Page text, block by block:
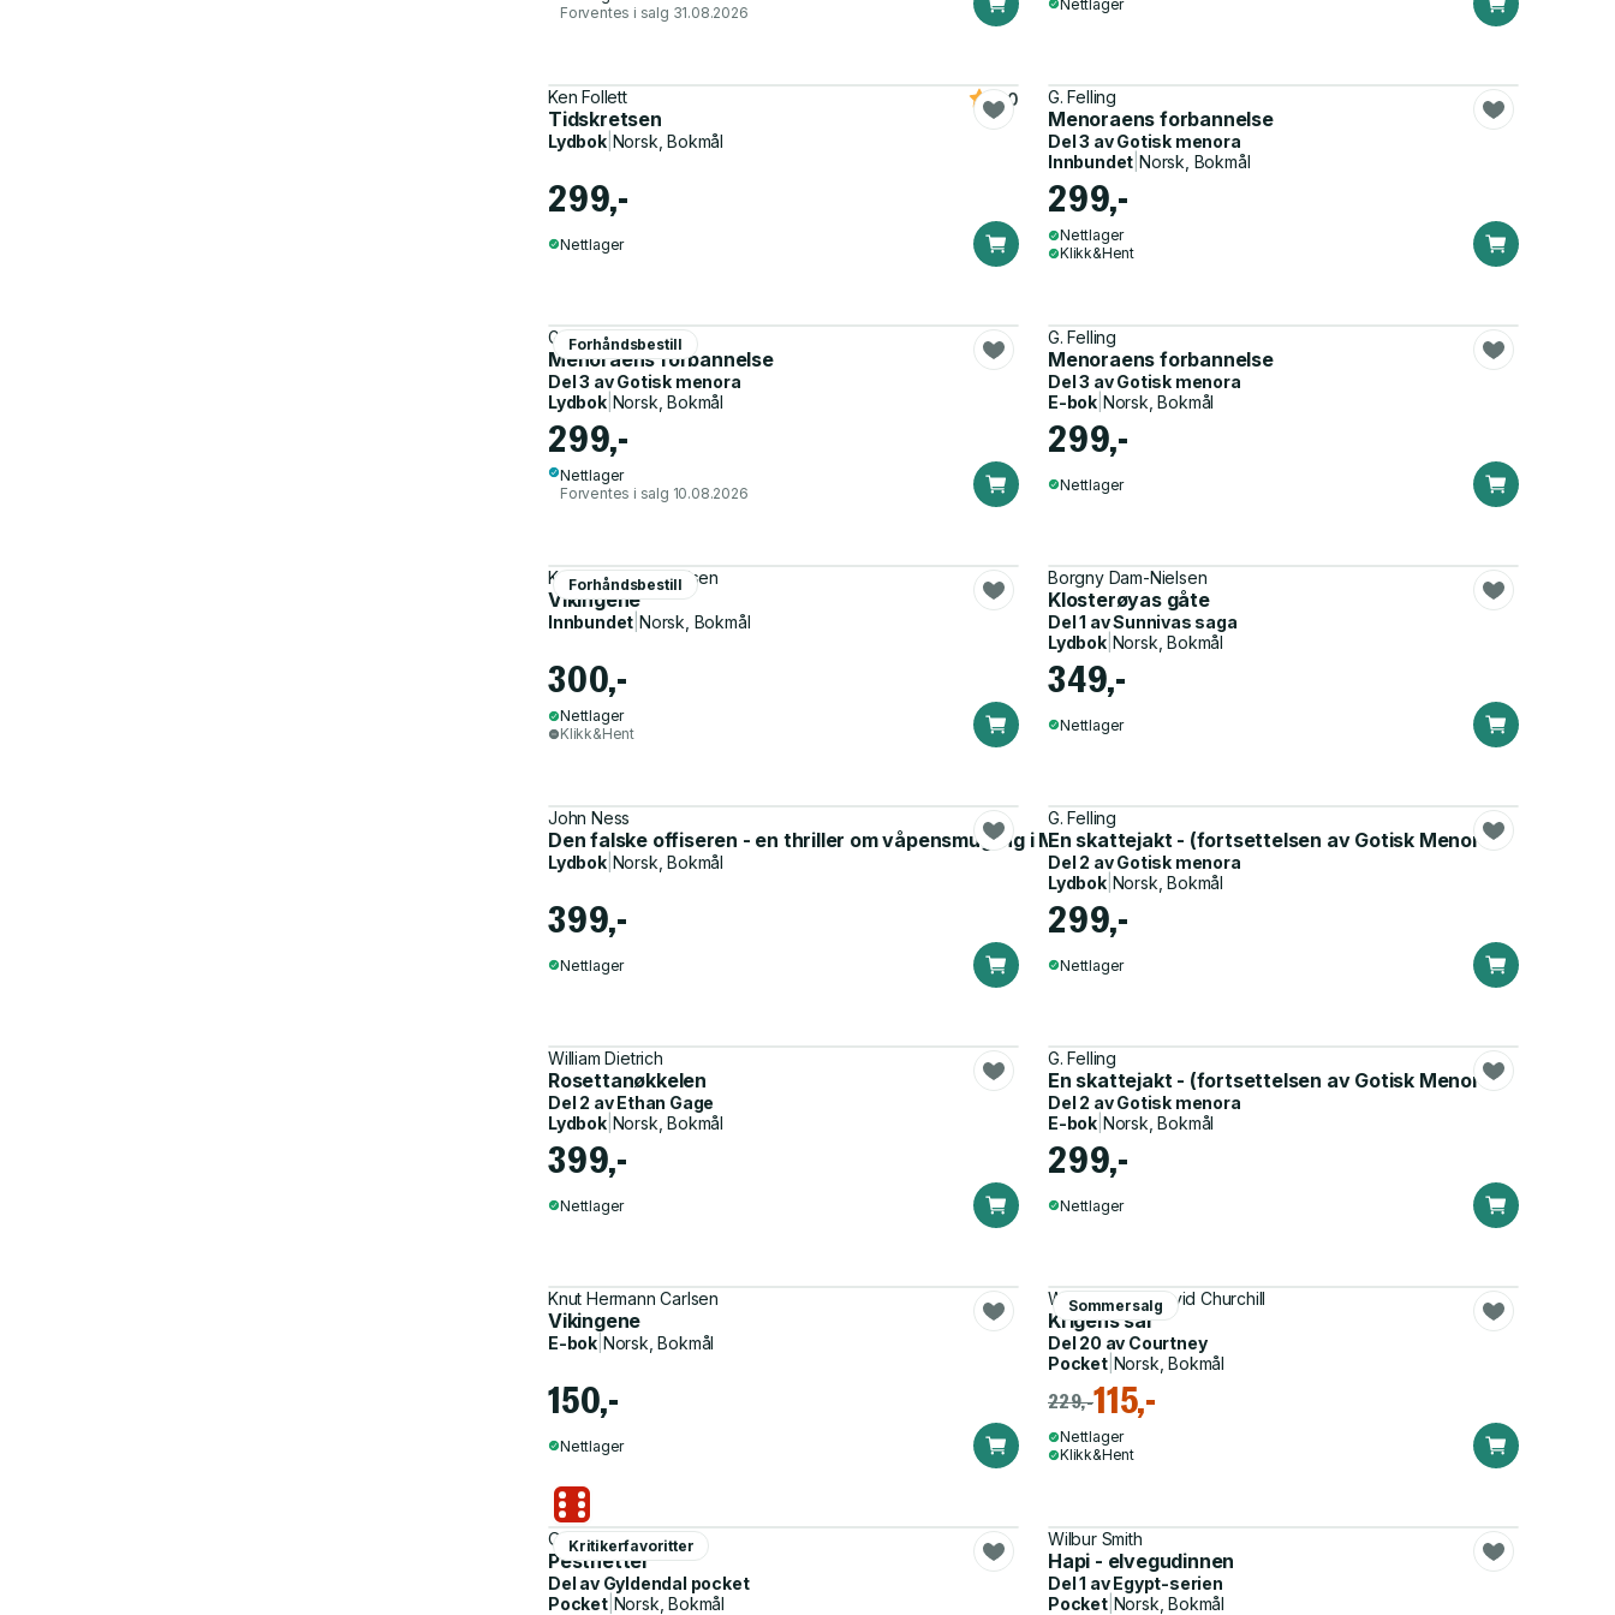
Forventes i salg 31.08.2026
Nettlager
Ken Follett
Tidskretsen
4.0
Lydbok| Norsk, Bokmål
299,-
Nettlager
G. Felling
Menoraens forbannelse
Del 3 avGotisk menora
Innbundet |Norsk, Bokmål
299,-
Nettlager
Klikk&Hent
Forhåndsbestill
G. Felling
Menoraens forbannelse
Del 3 avGotisk menora
Lydbok| Norsk, Bokmål
299,-
Nettlager
Forventes i salg 10.08.2026
G. Felling
Menoraens forbannelse
Del 3 avGotisk menora
E-bok Norsk, Bokmål
299,-
Nettlager
Forhåndsbestill
Knut Hermann Carlsen
Vikingene
Innbundet |Norsk, Bokmål
300,-
Nettlager
Klikk&Hent
Borgny Dam-Nielsen
Klosterøyas gåte
Del 1 avSunnivas saga
Lydbok| Norsk, Bokmål
349,-
Nettlager
John Ness
Den falske offiseren - en thriller om våpensmugling i Midt-Norge høsten 1942
Lydbok| Norsk, Bokmål
399,-
Nettlager
G. Felling
En skattejakt - (fortsettelsen av Gotisk Menora)
Del 2 avGotisk menora
Lydbok| Norsk, Bokmål
299,-
Nettlager
William Dietrich
Rosettanøkkelen
Del 2 avEthan Gage
Lydbok| Norsk, Bokmål
399,-
Nettlager
G. Felling
En skattejakt - (fortsettelsen av Gotisk Menora)
Del 2 avGotisk menora
E-bok Norsk, Bokmål
299,-
Nettlager
Knut Hermann Carlsen
Vikingene
E-bok Norsk, Bokmål
150,-
Nettlager
Sommersalg
Wilbur Smith, David Churchill
Krigens sår
Del 20 av Courtney
Pocket| Norsk, Bokmål
229,-115,-
Nettlager
Klikk&Hent
Kritikerfavoritter
Orhan Pamuk
Pestnetter
Del av Gyldendal pocket
Pocket| Norsk, Bokmål
Wilbur Smith
Hapi - elvegudinnen
Del 1 avEgypt-serien
Pocket| Norsk, Bokmål